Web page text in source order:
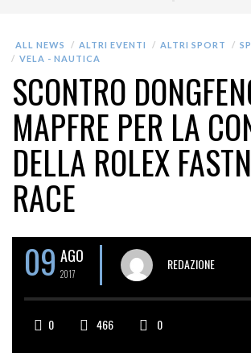
ALL NEWS ALTRI EVENTI ALTRI SPORT
VELA - NAUTICA
SCONTRO
MAPFRE PER LA
DELLA ROLEX
RACE
09 AGO
2017
REDAZIONE
0 466 0